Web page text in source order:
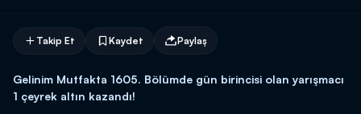
Takip Et Kaydet Paylaş
Gelinim Mutfakta 1605. Bölümde gün birincisi olan yarışmacı
1 çeyrek altın kazandı!